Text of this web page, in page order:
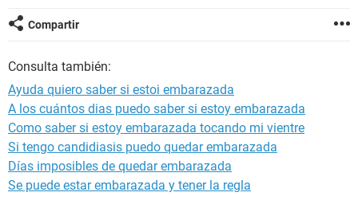
Compartir
Consulta también:
Ayuda quiero saber si estoi embarazada
A los cuántos dias puedo saber si estoy embarazada
Como saber si estoy embarazada tocando mi vientre
Si tengo candidiasis puedo quedar embarazada
Días imposibles de quedar embarazada
Se puede estar embarazada y tener la regla